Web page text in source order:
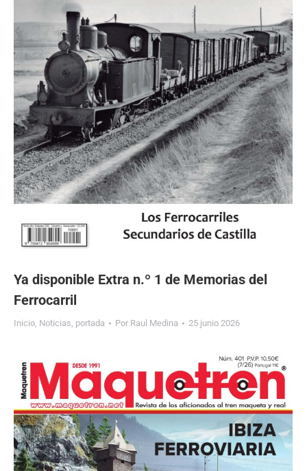
Ya disponible Extra n.º 1 de Memorias del
Ferrocarril
Inicio Noticias portada Por Raul Medina 25 junio 2026